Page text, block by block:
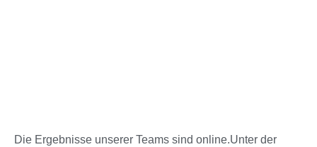
Die Ergebnisse unserer Teams sind online.Unter der